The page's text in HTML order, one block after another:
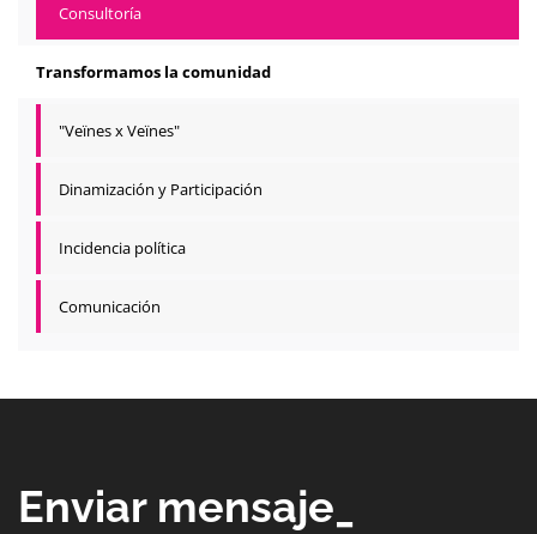
Consultoría
Transformamos la comunidad
"Veïnes x Veïnes"
Dinamización y Participación
Incidencia política
Comunicación
Enviar mensaje_